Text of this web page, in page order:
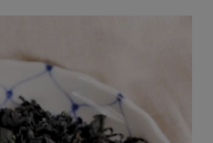
乳製品
米麵雜糧
一籃菜真心話
合作聯合國